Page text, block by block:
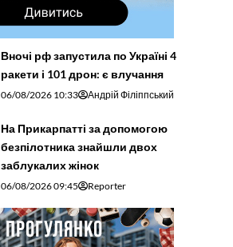
Вночі рф запустила по Україні 4
ракети і 101 дрон: є влучання
06/08/2026 10:33 Андрій Філіппський
На Прикарпатті за допомогою
безпілотника знайшли двох
заблукалих жінок
06/08/2026 09:45 Reporter